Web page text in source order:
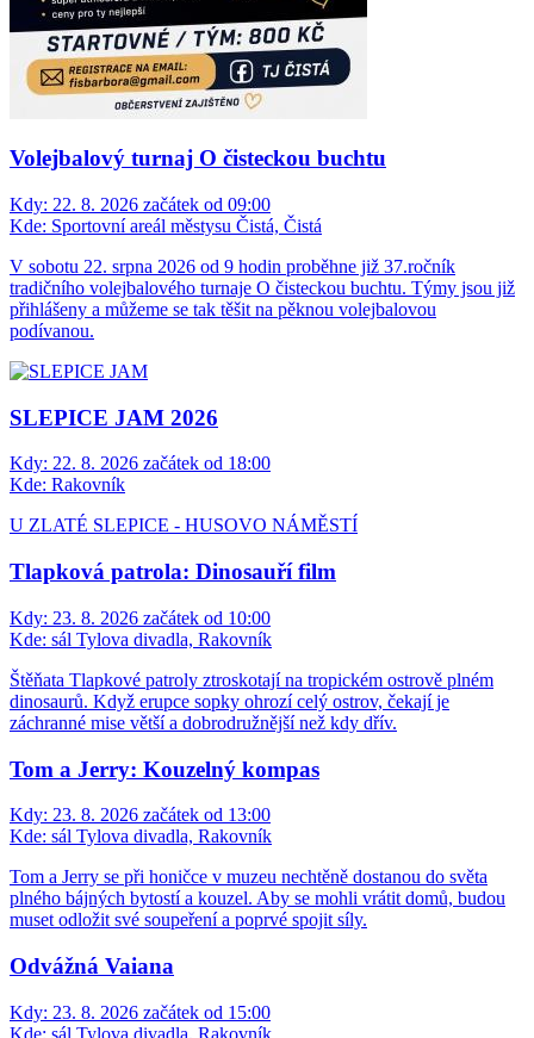
Volejbalový turnaj O čisteckou buchtu
Kdy: 22. 8. 2026 začátek od 09:00
Kde: Sportovní areál městysu Čistá, Čistá
V sobotu 22. srpna 2026 od 9 hodin proběhne již 37.ročník
tradičního volejbalového turnaje O čisteckou buchtu. Týmy jsou již
přihlášeny a můžeme se tak těšit na pěknou volejbalovou
podívanou.
SLEPICE JAM 2026
Kdy: 22. 8. 2026 začátek od 18:00
Kde: Rakovník
U ZLATÉ SLEPICE - HUSOVO NÁMĚSTÍ
Tlapková patrola: Dinosauří film
Kdy: 23. 8. 2026 začátek od 10:00
Kde: sál Tylova divadla, Rakovník
Štěňata Tlapkové patroly ztroskotají na tropickém ostrově plném
dinosaurů. Když erupce sopky ohrozí celý ostrov, čekají je
záchranné mise větší a dobrodružnější než kdy dřív.
Tom a Jerry: Kouzelný kompas
Kdy: 23. 8. 2026 začátek od 13:00
Kde: sál Tylova divadla, Rakovník
Tom a Jerry se při honičce v muzeu nechtěně dostanou do světa
plného bájných bytostí a kouzel. Aby se mohli vrátit domů, budou
muset odložit své soupeření a poprvé spojit síly.
Odvážná Vaiana
Kdy: 23. 8. 2026 začátek od 15:00
Kde: sál Tylova divadla, Rakovník